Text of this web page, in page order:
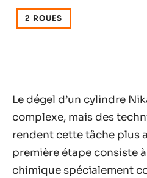
2 ROUES
Le dégel d’un cylindre
complexe, mais des
rendent cette tâche plus
première étape consiste
chimique spécialement